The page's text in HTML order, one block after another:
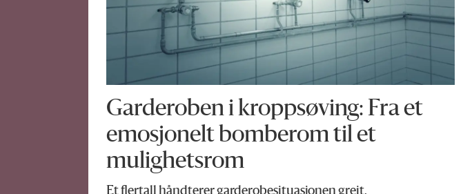
Garderoben i kroppsøving: Fra et
emosjonelt bomberom til et
mulighetsrom